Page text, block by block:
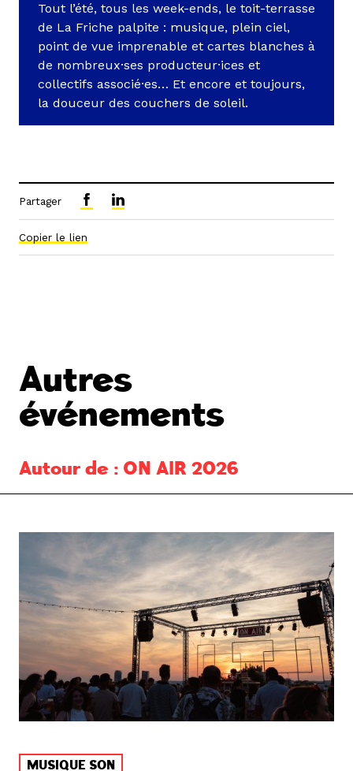
Tout l’été, tous les week-ends, le toit-terrasse
de La Friche palpite : musique, plein ciel,
point de vue imprenable et cartes blanches à
de nombreux·ses producteur·ices et
collectifs associé·es… Et encore et toujours,
la douceur des couchers de soleil.
Partager
Copier le lien
Autres
événements
Autour de : ON AIR 2026
MUSIQUE SON